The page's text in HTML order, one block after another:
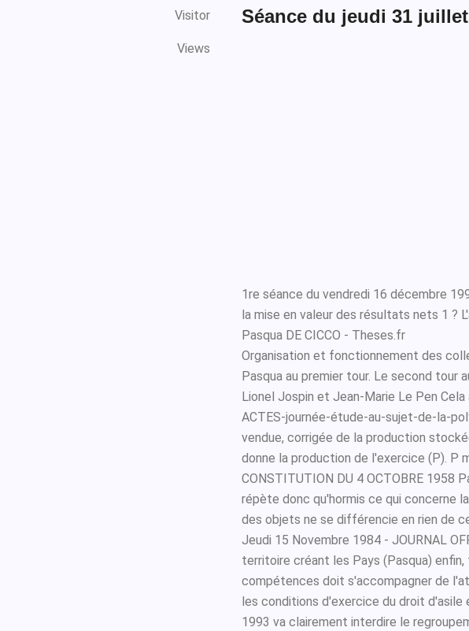
Visitor
Views
Séance du jeudi 31
1re séance du vendredi 16 décembre
la mise en valeur des résultats nets 1 ?
Pasqua DE CICCO - Theses.fr
Organisation et fonctionnement des
Pasqua au premier tour. Le second tour
Lionel Jospin et Jean-Marie Le Pen
ACTES-journée-étude-au-sujet-de-la-
vendue, corrigée de la production
donne la production de l'exercice (P). P
CONSTITUTION DU 4 OCTOBRE 1958
répète donc qu'hormis ce qui concerne
des objets ne se différencie en rien de
Jeudi 15 Novembre 1984 - JOURNAL
territoire créant les Pays (Pasqua)
compétences doit s'accompagner de
les conditions d'exercice du droit d'asile
1993 va clairement interdire le